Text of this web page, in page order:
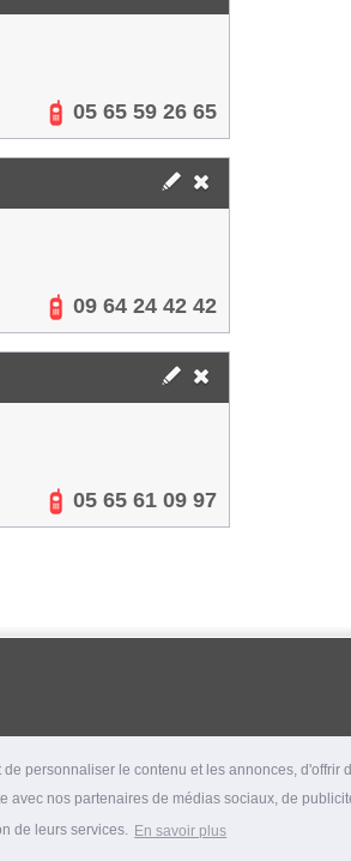
personnaliser le contenu et les annonces, d'offrir
nos partenaires de médias sociaux, de
de leurs services. En savoir plus
05 65 59 26 65
09 64 24 42 42
05 65 61 09 97